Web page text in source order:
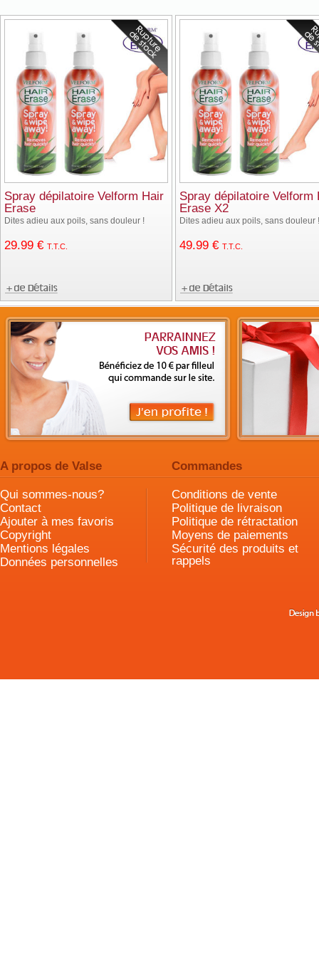
Spray dépilatoire Velform Hair
Erase
Dites adieu aux poils, sans douleur !
29.99 € T.T.C.
Spray dépilatoire Velform
Erase X2
Dites adieu aux poils, sans douleur !
49.99 € T.T.C.
A propos de Valse Commandes
Qui sommes-nous?
Contact
Ajouter à mes favoris
Copyright
Mentions légales
Données personnelles
Conditions de vente
Politique de livraison
Politique de rétractation
Moyens de paiements
Sécurité des produits et
rappels